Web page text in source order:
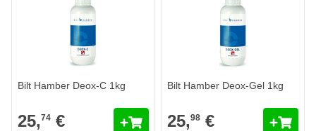
Bilt Hamber Deox-C 1kg
25,74 €
Bilt Hamber Deox-Gel 1kg
25,98 €